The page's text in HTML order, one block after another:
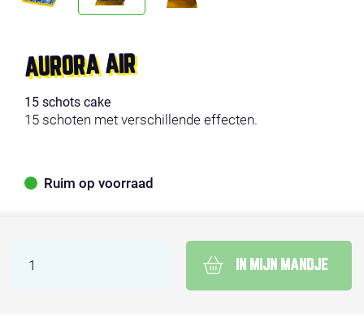
AURORA AIR
15 schots cake
15 schoten met verschillende effecten.
Ruim op voorraad
IN MIJN MANDJE